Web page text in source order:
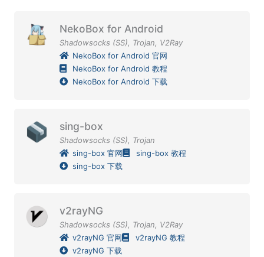
NekoBox for Android
Shadowsocks (SS), Trojan, V2Ray
NekoBox for Android 官网
NekoBox for Android 教程
NekoBox for Android 下载
sing-box
Shadowsocks (SS), Trojan
sing-box 官网
sing-box 教程
sing-box 下载
v2rayNG
Shadowsocks (SS), Trojan, V2Ray
v2rayNG 官网
v2rayNG 教程
v2rayNG 下载